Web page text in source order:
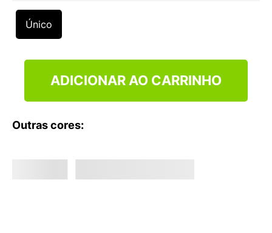
Único
ADICIONAR AO CARRINHO
Outras cores:
10º NEW BALANCE 204L